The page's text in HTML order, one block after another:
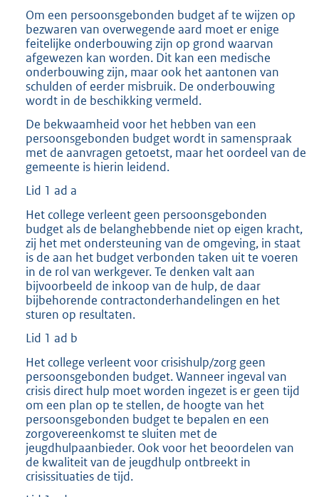
Om een persoonsgebonden budget af te wijzen op
bezwaren van overwegende aard moet er enige
feitelijke onderbouwing zijn op grond waarvan
afgewezen kan worden. Dit kan een medische
onderbouwing zijn, maar ook het aantonen van
schulden of eerder misbruik. De onderbouwing
wordt in de beschikking vermeld.
De bekwaamheid voor het hebben van een
persoonsgebonden budget wordt in samenspraak
met de aanvragen getoetst, maar het oordeel van de
gemeente is hierin leidend.
Lid 1 ad a
Het college verleent geen persoonsgebonden
budget als de belanghebbende niet op eigen kracht,
zij het met ondersteuning van de omgeving, in staat
is de aan het budget verbonden taken uit te voeren
in de rol van werkgever. Te denken valt aan
bijvoorbeeld de inkoop van de hulp, de daar
bijbehorende contractonderhandelingen en het
sturen op resultaten.
Lid 1 ad b
Het college verleent voor crisishulp/zorg geen
persoonsgebonden budget. Wanneer ingeval van
crisis direct hulp moet worden ingezet is er geen tijd
om een plan op te stellen, de hoogte van het
persoonsgebonden budget te bepalen en een
zorgovereenkomst te sluiten met de
jeugdhulpaanbieder. Ook voor het beoordelen van
de kwaliteit van de jeugdhulp ontbreekt in
crisissituaties de tijd.